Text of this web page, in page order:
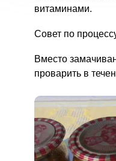
витаминами.
Совет по
Вместо
проварить в